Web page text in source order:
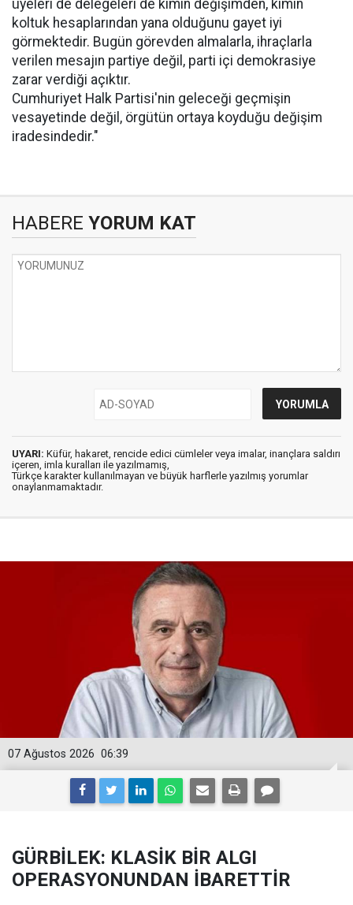
üyeleri de delegeleri de kimin değişimden, kimin
koltuk hesaplarından yana olduğunu gayet iyi
görmektedir. Bugün görevden almalarla, ihraçlarla
verilen mesajın partiye değil, parti içi demokrasiye
zarar verdiği açıktır.
Cumhuriyet Halk Partisi'nin geleceği geçmişin
vesayetinde değil, örgütün ortaya koyduğu değişim
iradesindedir."
HABERE YORUM KAT
UYARI: Küfür, hakaret, rencide edici cümleler veya imalar, inançlara saldırı
içeren, imla kuralları ile yazılmamış,
Türkçe karakter kullanılmayan ve büyük harflerle yazılmış yorumlar
onaylanmamaktadır.
06:39
07 Ağustos 2026
GÜRBİLEK: KLASİK BİR ALGI
OPERASYONUNDAN İBARETTİR